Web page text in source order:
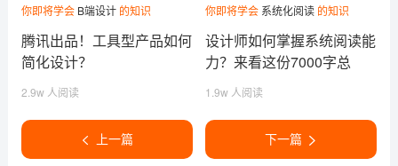
你即将学会 B端设计的知识
腾讯出品！工具型产品如何
简化设计？
2.9w 人阅读
上一篇
你即将学会 系统化阅读 的知识
设计师如何掌握系统阅读能
力？来看这份7000字总
1.9w 人阅读
下一篇